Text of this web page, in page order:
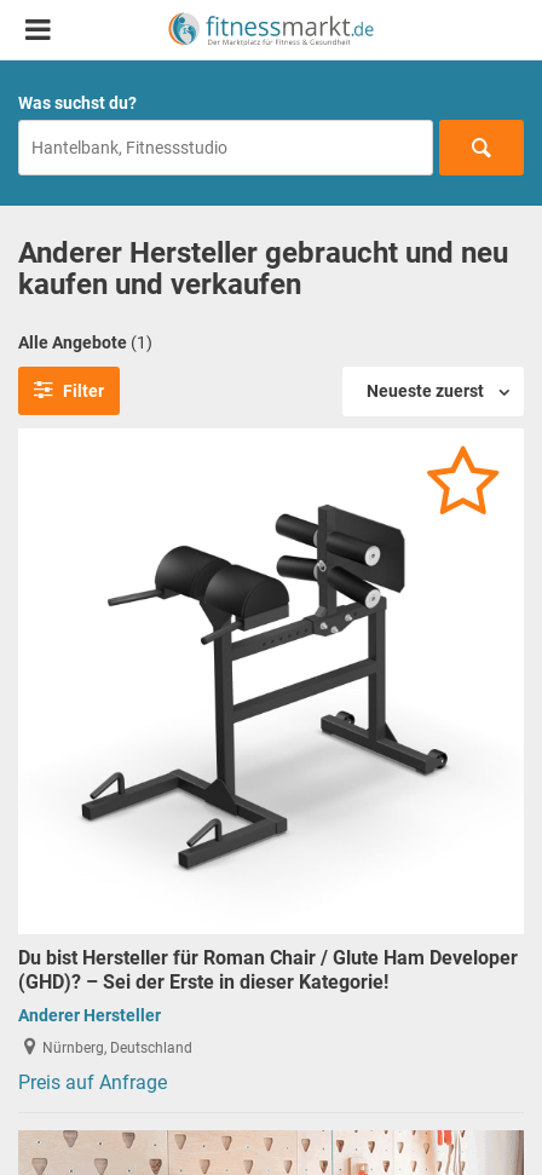
Was suchst du?
Anderer Hersteller gebraucht und neu
kaufen und verkaufen
Alle Angebote (1)
Filter Neueste zuerst
Du bist Hersteller für Roman Chair / Glute Ham Developer
(GHD)? – Sei der Erste in dieser Kategorie!
Anderer Hersteller
Nürnberg, Deutschland
Preis auf Anfrage